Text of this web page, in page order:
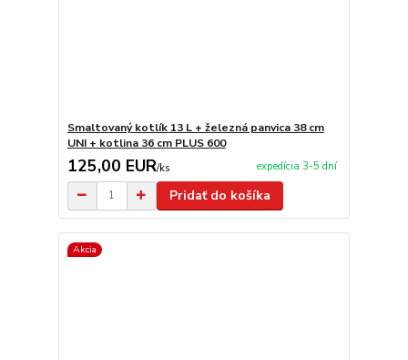
Smaltovaný kotlík 13 L + železná panvica 38 cm
UNI + kotlina 36 cm PLUS 600
125,00 EUR/ks expedícia 3-5 dní
Pridať do košíka
Akcia